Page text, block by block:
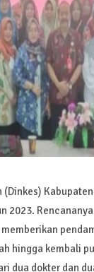
(Dinkes)
2023.
hingga kembali
dua dokter dan